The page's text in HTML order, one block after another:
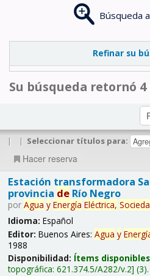
Búsqueda
Refinar su
Su búsqueda retornó
| | Seleccionar títulos para:
Hacer reserva
Estación transformadora
provincia deRío Negro
por Agua y Energía Eléctrica,
Idioma: Español
Editor: Buenos Aires: Agua y
1988
Disponibilidad: Ítems
topográfica: 621.374.5/A282/v.2 (3).